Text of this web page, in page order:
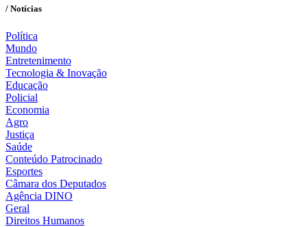
/ Notícias
Política
Mundo
Entretenimento
Tecnologia & Inovação
Educação
Policial
Economia
Agro
Justiça
Saúde
Conteúdo Patrocinado
Esportes
Câmara dos Deputados
Agência DINO
Geral
Direitos Humanos